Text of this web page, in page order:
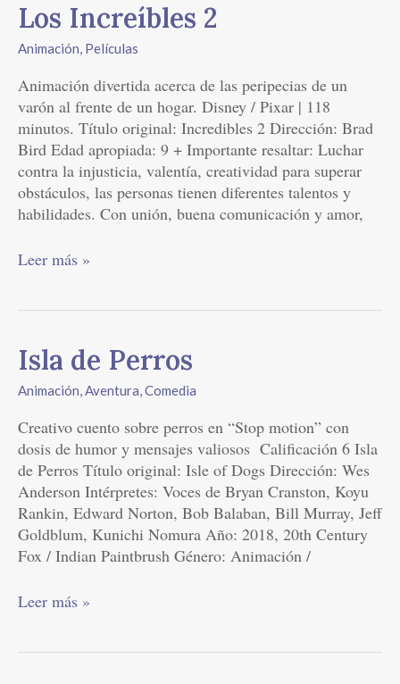
Los Increíbles 2
Animación, Películas
Animación divertida acerca de las peripecias de un
varón al frente de un hogar. Disney / Pixar | 118
minutos. Título original: Incredibles 2 Dirección: Brad
Bird Edad apropiada: 9 + Importante resaltar: Luchar
contra la injusticia, valentía, creatividad para superar
obstáculos, las personas tienen diferentes talentos y
habilidades. Con unión, buena comunicación y amor,
Los
Increíbles
2
Leer más »
Isla de Perros
Animación,Aventura,Comedia
Creativo cuento sobre perros en “Stop motion” con
dosis de humor y mensajes valiosos Calificación 6 Isla
de Perros Título original: Isle of Dogs Dirección: Wes
Anderson Intérpretes: Voces de Bryan Cranston, Koyu
Rankin, Edward Norton, Bob Balaban, Bill Murray, Jeff
Goldblum, Kunichi Nomura Año: 2018, 20th Century
Fox / Indian Paintbrush Género: Animación /
Isla
de
Perros
Leer más »